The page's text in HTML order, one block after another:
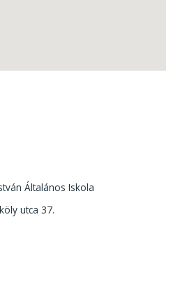
Általános Iskola
utca 37.